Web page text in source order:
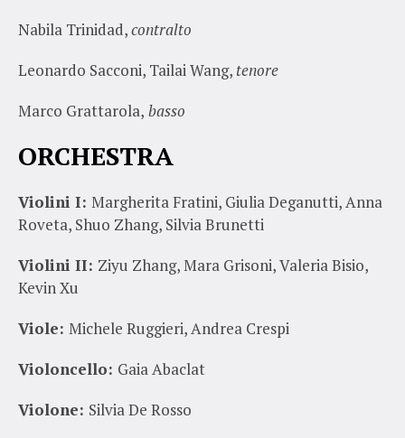
Nabila Trinidad,contralto
Leonardo Sacconi, Tailai Wang, tenore
Marco Grattarola, basso
ORCHESTRA
Violini I: Margherita Fratini, Giulia Deganutti, Anna
Roveta, Shuo Zhang, Silvia Brunetti
Violini II: Ziyu Zhang, Mara Grisoni, Valeria Bisio,
Kevin Xu
Viole: Michele Ruggieri, Andrea Crespi
Violoncello: Gaia Abaclat
Violone: Silvia De Rosso